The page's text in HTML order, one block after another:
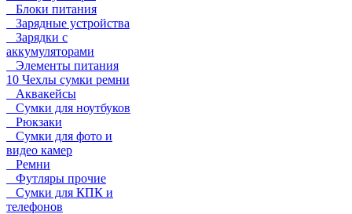
Блоки питания
Зарядные устройства
Зарядки с
аккумуляторами
Элементы питания
10 Чехлы сумки ремни
Аквакейсы
Сумки для ноутбуков
Рюкзаки
Сумки для фото и
видео камер
Ремни
Футляры прочие
Сумки для КПК и
телефонов